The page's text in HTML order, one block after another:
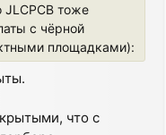
JLCPCB тоже
с чёрной
площадками):
что с